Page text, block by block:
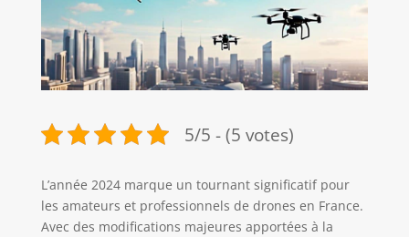
5/5 - (5 votes)
L’année 2024 marque un tournant significatif pour
les amateurs et professionnels de drones en France.
Avec des modifications majeures apportées à la